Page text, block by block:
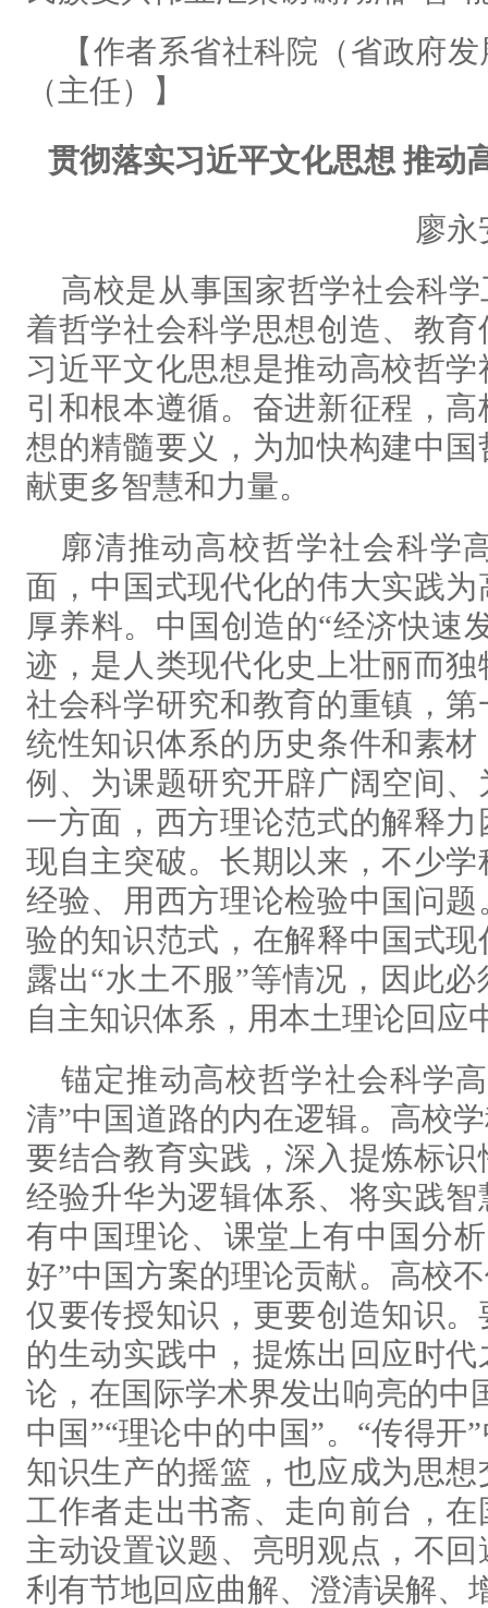
【作者系省社科院（省政府
（主任）】
贯彻落实习近平文化思想 推动
廖永
高校是从事国家哲学社会科
着哲学社会科学思想创造、教
习近平文化思想是推动高校哲
引和根本遵循。奋进新征程，
想的精髓要义，为加快构建中
献更多智慧和力量。
廓清推动高校哲学社会科学
面，中国式现代化的伟大实践
厚养料。中国创造的“经济快速
迹，是人类现代化史上壮丽而
社会科学研究和教育的重镇，
统性知识体系的历史条件和素
例、为课题研究开辟广阔空间
一方面，西方理论范式的解释
现自主突破。长期以来，不少
经验、用西方理论检验中国问
验的知识范式，在解释中国式
露出“水土不服”等情况，因此
自主知识体系，用本土理论回应
锚定推动高校哲学社会科学
清”中国道路的内在逻辑。高校
要结合教育实践，深入提炼标
经验升华为逻辑体系、将实践
有中国理论、课堂上有中国分
好”中国方案的理论贡献。高校
仅要传授知识，更要创造知识
的生动实践中，提炼出回应时
论，在国际学术界发出响亮的中
中国”“理论中的中国”。“传得
知识生产的摇篮，也应成为思
工作者走出书斋、走向前台，
主动设置议题、亮明观点，不
利有节地回应曲解、澄清误解、